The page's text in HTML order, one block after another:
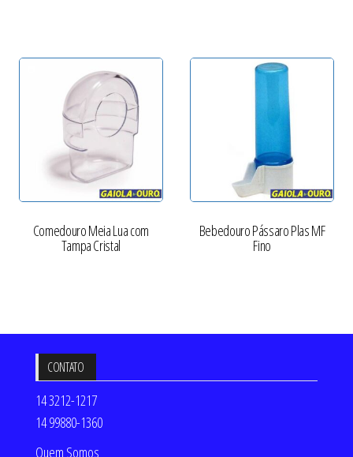
Comedouro Meia Lua com
Tampa Cristal
Bebedouro Pássaro Plas MF
Fino
CONTATO
14 3212-1217
14 99880-1360
Quem Somos